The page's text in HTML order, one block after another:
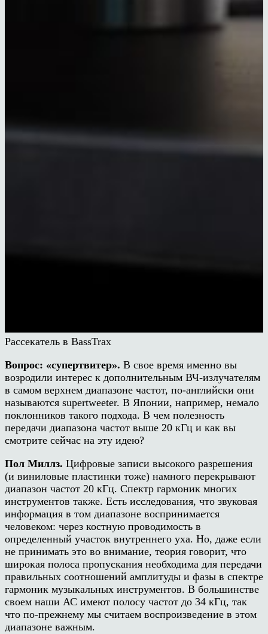
Рассекатель в BassTrax
Вопрос: «супертвитер». В свое время именно вы
возродили интерес к дополнительным ВЧ-излучателям
в самом верхнем диапазоне частот, по-английски они
называются supertweeter. В Японии, например, немало
поклонников такого подхода. В чем полезность
передачи диапазона частот выше 20 кГц и как вы
смотрите сейчас на эту идею?
Пол Миллз. Цифровые записи высокого разрешения
(и виниловые пластинки тоже) намного перекрывают
диапазон частот 20 кГц. Спектр гармоник многих
инструментов также. Есть исследования, что звуковая
информация в том диапазоне воспринимается
человеком: через костную проводимость в
определенный участок внутреннего уха. Но, даже если
не принимать это во внимание, теория говорит, что
широкая полоса пропускания необходима для передачи
правильных соотношений амплитуды и фазы в спектре
гармоник музыкальных инструментов. В большинстве
своем наши АС имеют полосу частот до 34 кГц, так
что по-прежнему мы считаем воспроизведение в этом
диапазоне важным.